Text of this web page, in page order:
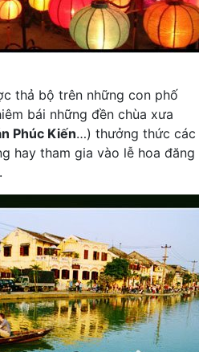
thả bộ trên những con phố
bái những đền chùa xưa
Phúc Kiến…) thưởng thức các
hay tham gia vào lễ hoa đăng